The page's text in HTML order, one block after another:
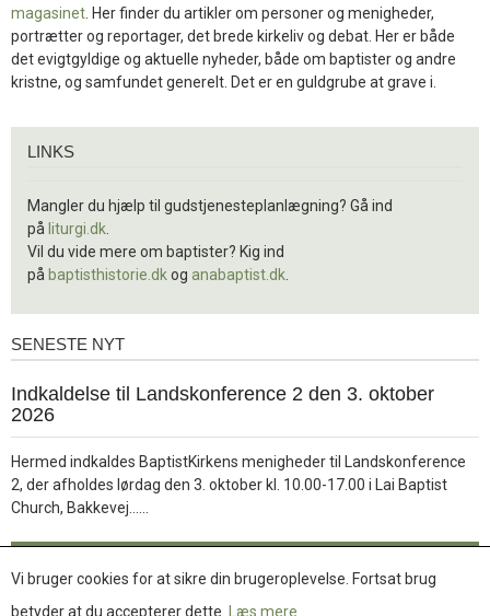
magasinet . Her finder du artikler om personer og menigheder,
portrætter og reportager, det brede kirkeliv og debat. Her er både
det evigtgyldige og aktuelle nyheder, både om baptister og andre
kristne, og samfundet generelt. Det er en guldgrube at grave i.
LINKS
Mangler du hjælp til gudstjenesteplanlægning? Gå ind
på liturgi.dk
Vil du vide mere om baptister? Kig ind
på baptisthistorie.dkog anabaptist.dk
Seneste
SENESTE NYT
1.
jul.
Indkaldelse til Landskonference 2 den 3. oktober
2026
Hermed indkaldes BaptistKirkens menigheder til Landskonference
2, der afholdes lørdag den 3. oktober kl. 10.00-17.00 i Lai Baptist
Church, Bakkevej……
Læs mere
Vi bruger cookies for at sikre din brugeroplevelse. Fortsat brug
betyder at du accepterer dette.
Læs mere